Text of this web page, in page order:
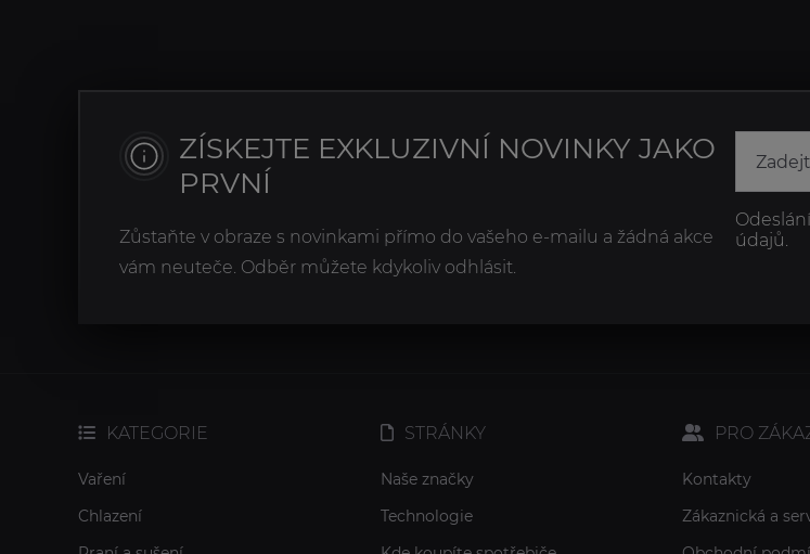
ZÍSKEJTE EXKLUZIVNÍ NOVINKY JAKO
PRVNÍ
Zůstaňte v obraze s novinkami přímo do vašeho e-mailu a žádná akce
vám neuteče. Odběr můžete kdykoliv odhlásit.
údajů.
KATEGORIE
Vaření
Chlazení
STRÁNKY
Naše značky
Technologie
PRO
Kontakty
Zákaznická a